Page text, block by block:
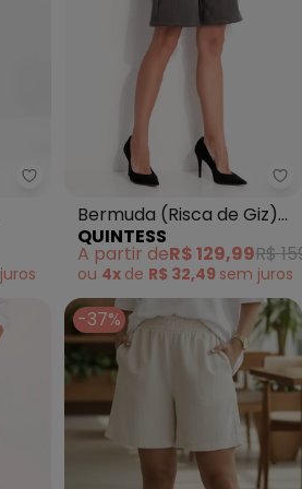
Essendi - Shorts Feminino de
juros
Bermuda (Risca de Giz)
em Malha Suede
QUINTESS
A partir deR$ 129,99R$
ou 4x de R$ 32,49 sem juros
-37%